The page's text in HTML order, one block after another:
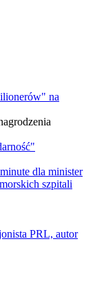
na
dla minister
szpitali
PRL, autor